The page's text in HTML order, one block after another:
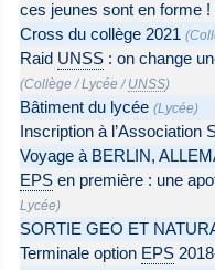
ces jeunes sont en forme !
Cross du collège 2021 (
Raid UNSS : on change
(Collège /Lycée / UNSS)
Bâtiment du lycée (Lycée)
Inscription à l’Association
Voyage à BERLIN,
EPS en première : une
Lycée)
SORTIE GEO ET
Terminale option EPS